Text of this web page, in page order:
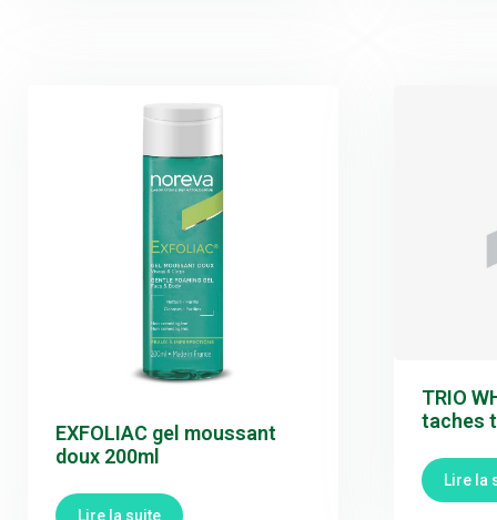
EXFOLIAC gel moussant
doux 200ml
Lire la suite
TRIO
taches
Lire la